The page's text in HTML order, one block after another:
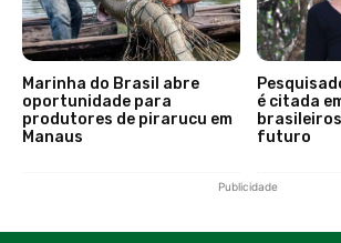
Marinha do Brasil abre
oportunidade para
produtores de pirarucu em
Manaus
é citada
futuro
Publicidade